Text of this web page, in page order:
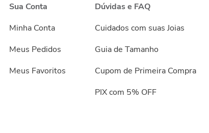
Sua Conta
Minha Conta
Meus Pedidos
Meus Favoritos
Dúvidas e FAQ
Cuidados com suas Joias
Guia de Tamanho
Cupom de Primeira Compra
PIX com 5% OFF